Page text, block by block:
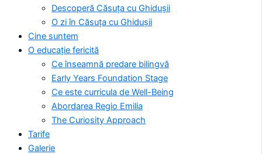
Descoperă Căsuța cu Ghidușii
O zi în Căsuța cu Ghidușii
Cine suntem
O educație fericită
Ce înseamnă predare bilingvă
Early Years Foundation Stage
Ce este curricula de Well-Being
Abordarea Regio Emilia
The Curiosity Approach
Tarife
Galerie